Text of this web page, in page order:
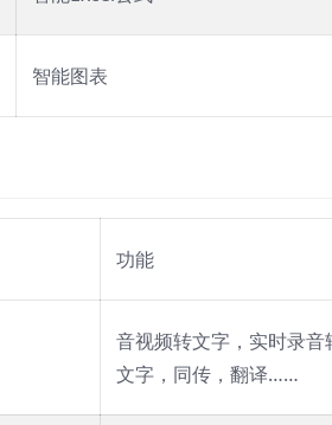
智能图表
功能
音视频转文字，实时录音
文字，同传，翻译……